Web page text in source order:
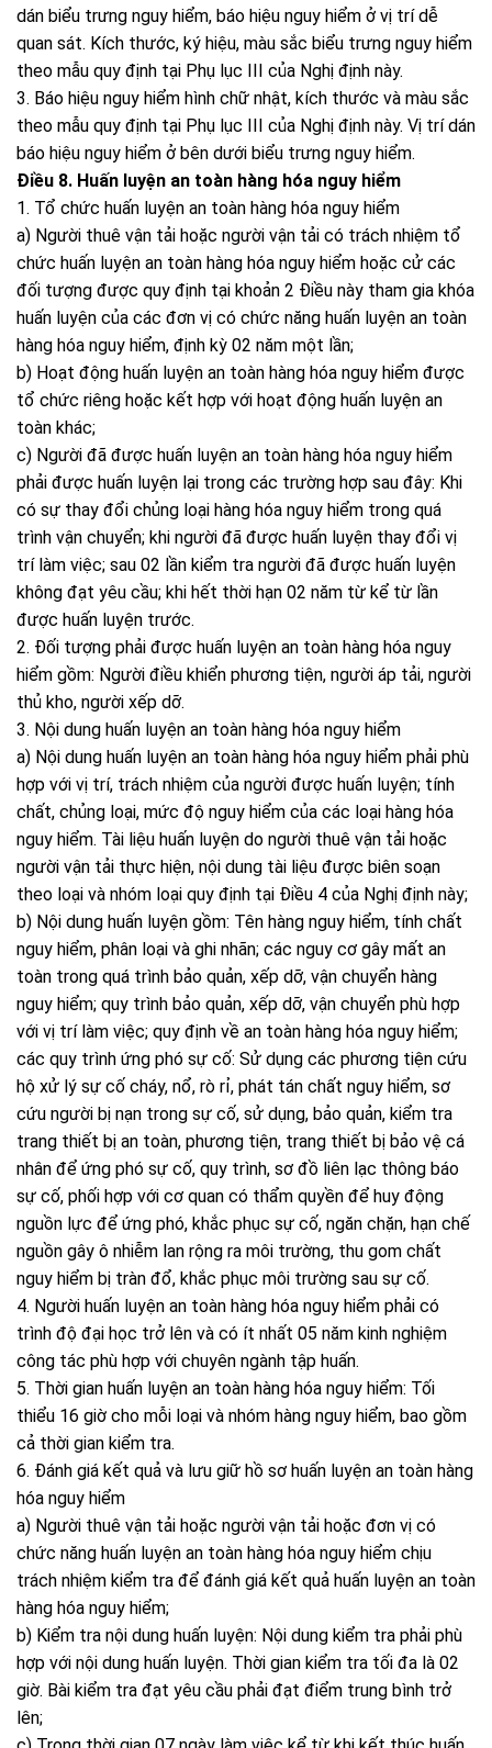
dán biểu trưng nguy hiểm, báo hiệu nguy hiểm ở vị trí dễ
quan sát. Kích thước, ký hiệu, màu sắc biểu trưng nguy hiểm
theo mẫu quy định tại Phụ lục III của Nghị định này.
3. Báo hiệu nguy hiểm hình chữ nhật, kích thước và màu sắc
theo mẫu quy định tại Phụ lục III của Nghị định này. Vị trí dán
báo hiệu nguy hiểm ở bên dưới biểu trưng nguy hiểm.
Điều 8. Huấn luyện an toàn hàng hóa nguy hiểm
1. Tổ chức huấn luyện an toàn hàng hóa nguy hiểm
a) Người thuê vận tải hoặc người vận tải có trách nhiệm tổ
chức huấn luyện an toàn hàng hóa nguy hiểm hoặc cử các
đối tượng được quy định tại khoản 2 Điều này tham gia khóa
huấn luyện của các đơn vị có chức năng huấn luyện an toàn
hàng hóa nguy hiểm, định kỳ 02 năm một lần;
b) Hoạt động huấn luyện an toàn hàng hóa nguy hiểm được
tổ chức riêng hoặc kết hợp với hoạt động huấn luyện an
toàn khác;
c) Người đã được huấn luyện an toàn hàng hóa nguy hiểm
phải được huấn luyện lại trong các trường hợp sau đây: Khi
có sự thay đổi chủng loại hàng hóa nguy hiểm trong quá
trình vận chuyển; khi người đã được huấn luyện thay đổi vị
trí làm việc; sau 02 lần kiểm tra người đã được huấn luyện
không đạt yêu cầu; khi hết thời hạn 02 năm từ kể từ lần
được huấn luyện trước.
2. Đối tượng phải được huấn luyện an toàn hàng hóa nguy
hiểm gồm: Người điều khiển phương tiện, người áp tải, người
thủ kho, người xếp dỡ.
3. Nội dung huấn luyện an toàn hàng hóa nguy hiểm
a) Nội dung huấn luyện an toàn hàng hóa nguy hiểm phải phù
hợp với vị trí, trách nhiệm của người được huấn luyện; tính
chất, chủng loại, mức độ nguy hiểm của các loại hàng hóa
nguy hiểm. Tài liệu huấn luyện do người thuê vận tải hoặc
người vận tải thực hiện, nội dung tài liệu được biên soạn
theo loại và nhóm loại quy định tại Điều 4 của Nghị định này;
b) Nội dung huấn luyện gồm: Tên hàng nguy hiểm, tính chất
nguy hiểm, phân loại và ghi nhãn; các nguy cơ gây mất an
toàn trong quá trình bảo quản, xếp dỡ, vận chuyển hàng
nguy hiểm; quy trình bảo quản, xếp dỡ, vận chuyển phù hợp
với vị trí làm việc; quy định về an toàn hàng hóa nguy hiểm;
các quy trình ứng phó sự cố: Sử dụng các phương tiện cứu
hộ xử lý sự cố cháy, nổ, rò rỉ, phát tán chất nguy hiểm, sơ
cứu người bị nạn trong sự cố, sử dụng, bảo quản, kiểm tra
trang thiết bị an toàn, phương tiện, trang thiết bị bảo vệ cá
nhân để ứng phó sự cố, quy trình, sơ đồ liên lạc thông báo
sự cố, phối hợp với cơ quan có thẩm quyền để huy động
nguồn lực để ứng phó, khắc phục sự cố, ngăn chặn, hạn chế
nguồn gây ô nhiễm lan rộng ra môi trường, thu gom chất
nguy hiểm bị tràn đổ, khắc phục môi trường sau sự cố.
4. Người huấn luyện an toàn hàng hóa nguy hiểm phải có
trình độ đại học trở lên và có ít nhất 05 năm kinh nghiệm
công tác phù hợp với chuyên ngành tập huấn.
5. Thời gian huấn luyện an toàn hàng hóa nguy hiểm: Tối
thiểu 16 giờ cho mỗi loại và nhóm hàng nguy hiểm, bao gồm
cả thời gian kiểm tra.
6. Đánh giá kết quả và lưu giữ hồ sơ huấn luyện an toàn hàng
hóa nguy hiểm
a) Người thuê vận tải hoặc người vận tải hoặc đơn vị có
chức năng huấn luyện an toàn hàng hóa nguy hiểm chịu
trách nhiệm kiểm tra để đánh giá kết quả huấn luyện an toàn
hàng hóa nguy hiểm;
b) Kiểm tra nội dung huấn luyện: Nội dung kiểm tra phải phù
hợp với nội dung huấn luyện. Thời gian kiểm tra tối đa là 02
giờ. Bài kiểm tra đạt yêu cầu phải đạt điểm trung bình trở
lên;